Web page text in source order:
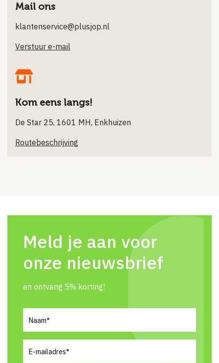
Mail ons
klantenservice@plusjop.nl
Verstuur e-mail
Kom eens langs!
De Star 25, 1601 MH, Enkhuizen
Routebeschrijving
Meld je aan voor
onze nieuwsbrief
en ontvang 5% korting!
mailadres(Vereist)